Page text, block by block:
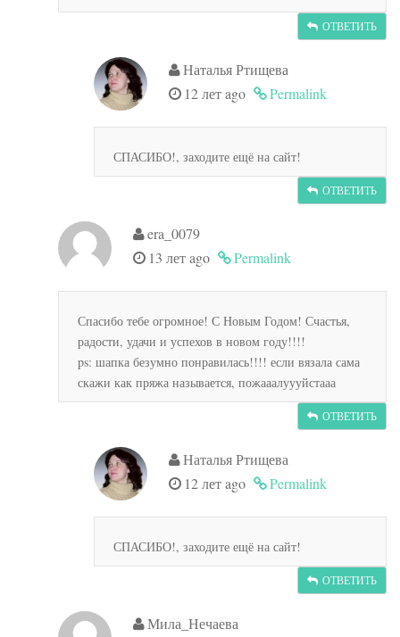
ОТВЕТИТЬ
Наталья Ртищева
12 лет ago
Permalink
СПАСИБО!, заходите ещё на сайт!
ОТВЕТИТЬ
era_0079
13 лет ago
Permalink
Спасибо тебе огромное! С Новым Годом! Счастья,
радости, удачи и успехов в новом году!!!!
ps: шапка безумно понравилась!!!! если вязала сама
скажи как пряжа называется, пожааалуууйстааа
ОТВЕТИТЬ
Наталья Ртищева
12 лет ago
Permalink
СПАСИБО!, заходите ещё на сайт!
ОТВЕТИТЬ
Мила_Нечаева